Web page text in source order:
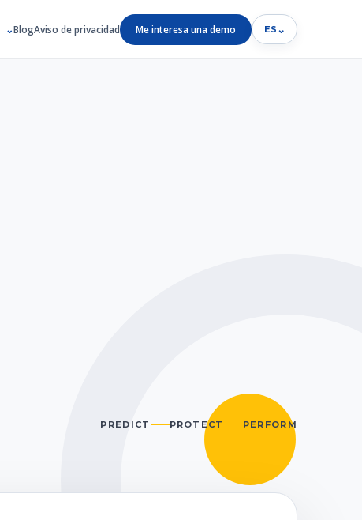
BlogAviso de privacidad Me interesa una demo ES ⌄
PREDICT PROTECT PERFORM